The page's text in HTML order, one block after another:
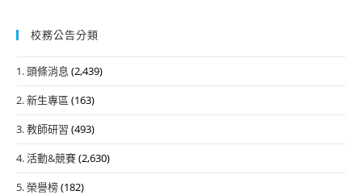
校務公告分類
1. 頭條消息 (2,439)
2. 新生專區 (163)
3. 教師研習 (493)
4. 活動&競賽(2,630)
5. 榮譽榜(182)